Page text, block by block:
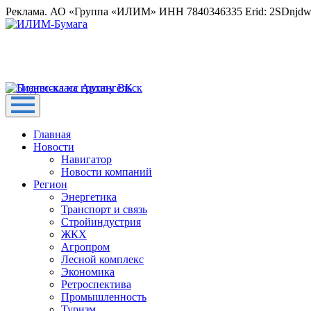
Реклама. АО «Группа «ИЛИМ» ИНН 7840346335 Erid:
Главная
Новости
Навигатор
Новости компаний
Регион
Энергетика
Транспорт и связь
Стройиндустрия
ЖКХ
Агропром
Лесной комплекс
Экономика
Ретроспектива
Промышленность